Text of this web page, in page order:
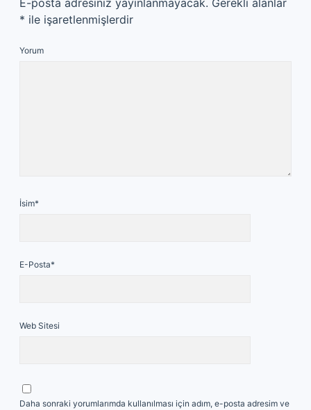
E-posta adresiniz yayınlanmayacak. Gerekli alanlar
* ile işaretlenmişlerdir
Yorum
İsim*
E-Posta*
Web Sitesi
Daha sonraki yorumlarımda kullanılması için adım, e-posta adresim ve